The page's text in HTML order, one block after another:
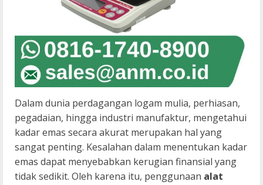
Dalam dunia perdagangan logam mulia, perhiasan,
pegadaian, hingga industri manufaktur, mengetahui
kadar emas secara akurat merupakan hal yang
sangat penting. Kesalahan dalam menentukan kadar
emas dapat menyebabkan kerugian finansial yang
tidak sedikit. Oleh karena itu, penggunaan alat